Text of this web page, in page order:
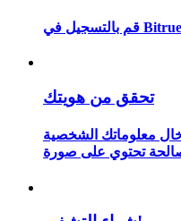
مرشد
المبتدئين للعقود الآجلة
تحقق من هويتك
معلوماتك الشخصية